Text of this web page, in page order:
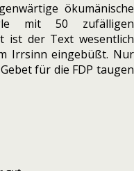
ökumänische
mit 50 zufälligen
ist der Text wesentlich
Irrsinn eingebüßt. Nur
für die FDP taugen